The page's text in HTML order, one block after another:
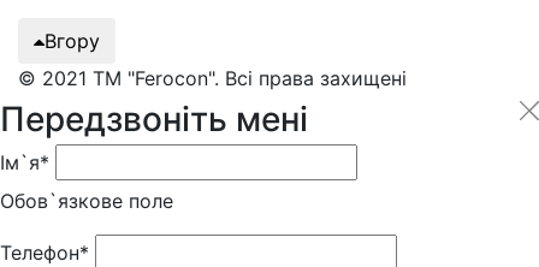
Вгору
© 2021 ТМ "Ferocon". Всі права захищені
Передзвоніть мені
Ім`я*
Обов`язкове поле
Телефон*